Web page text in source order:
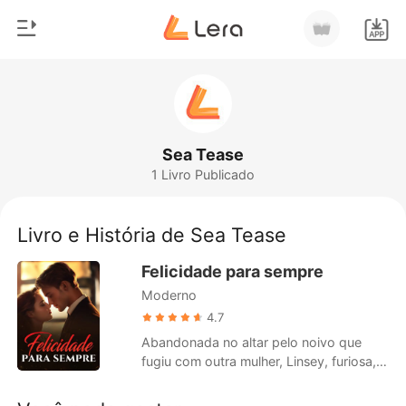
Baixar App
Lobisomem
Romance
Bilionários
Ranking
Sea Tease
1 Livro Publicado
Livro e História de Sea Tease
Felicidade para sempre
Moderno
4.7
Abandonada no altar pelo noivo que
fugiu com outra mulher, Linsey, furiosa,